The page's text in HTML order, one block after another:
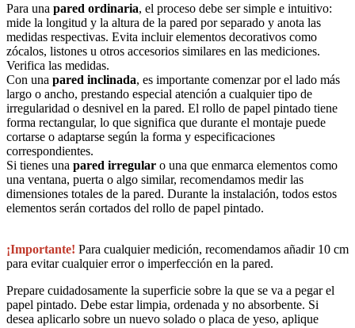
Para una pared ordinaria, el proceso debe ser simple e intuitivo:
mide la longitud y la altura de la pared por separado y anota las
medidas respectivas. Evita incluir elementos decorativos como
zócalos, listones u otros accesorios similares en las mediciones.
Verifica las medidas.
Con una pared inclinada, es importante comenzar por el lado más
largo o ancho, prestando especial atención a cualquier tipo de
irregularidad o desnivel en la pared. El rollo de papel pintado tiene
forma rectangular, lo que significa que durante el montaje puede
cortarse o adaptarse según la forma y especificaciones
correspondientes.
Si tienes una pared irregular o una que enmarca elementos como
una ventana, puerta o algo similar, recomendamos medir las
dimensiones totales de la pared. Durante la instalación, todos estos
elementos serán cortados del rollo de papel pintado.
¡Importante! Para cualquier medición, recomendamos añadir 10 cm
para evitar cualquier error o imperfección en la pared.
Prepare cuidadosamente la superficie sobre la que se va a pegar el
papel pintado. Debe estar limpia, ordenada y no absorbente. Si
desea aplicarlo sobre un nuevo solado o placa de yeso, aplique